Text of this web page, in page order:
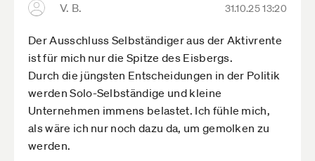
V. B. 31.10.25 13:20
Der Ausschluss Selbständiger aus der Aktivrente
ist für mich nur die Spitze des Eisbergs.
Durch die jüngsten Entscheidungen in der Politik
werden Solo-Selbständige und kleine
Unternehmen immens belastet. Ich fühle mich,
als wäre ich nur noch dazu da, um gemolken zu
werden.